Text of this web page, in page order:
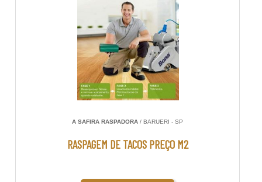
A SAFIRA RASPADORA / BARUERI - SP
RASPAGEM DE TACOS PREÇO M2